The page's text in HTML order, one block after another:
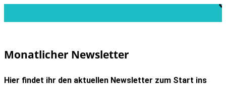
Monatlicher Newsletter
Hier findet ihr den aktuellen Newsletter zum Start ins